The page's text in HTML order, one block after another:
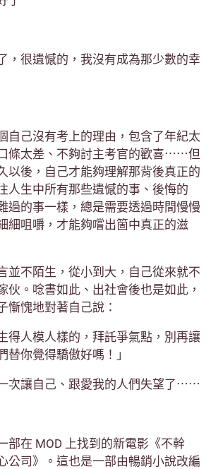
，很遺憾的，我沒有成為那少數的幸
自己沒有考上的理由，包含了年紀太
條太差、不夠討主考官的歡喜⋯⋯但
以後，自己才能夠理解那背後真正的
人生中所有那些遺憾的事、後悔的
過的事一樣，總是需要透過時間慢慢
細咀嚼，才能夠嚐出箇中真正的滋
並不陌生，從小到大，自己從來就不
伙。唸書如此、出社會後也是如此，
慚愧地對著自己說：
得人模人樣的，拜託爭氣點，別再讓
替你覺得驕傲好嗎！」
次讓自己、跟愛我的人們失望了⋯⋯
部在 MOD 上找到的新電影《不幹
公司》。這也是一部由暢銷小說改編